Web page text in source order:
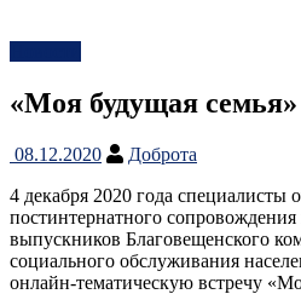
«Моя будущая семья»
08.12.2020
Доброта
4 декабря 2020 года специалисты
постинтернатного
выпускников Благовещенского
социального обслуживания
онлайн-тематическую встречу